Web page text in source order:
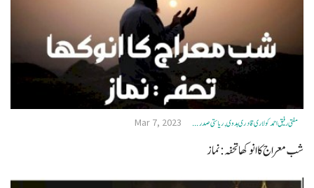
مفتی رفیق احمد کولاری قادری ہدوی, ریاستی صدر ... Mar 7, 2023
شب معراج کا انوکھا تحفہ :نماز